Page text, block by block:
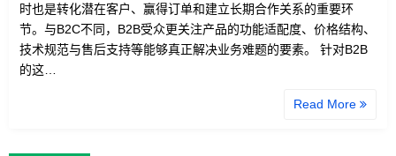
时也是转化潜在客户、赢得订单和建立长期合作关系的重要环
节。与B2C不同，B2B受众更关注产品的功能适配度、价格结构、
技术规范与售后支持等能够真正解决业务难题的要素。 针对B2B
的这…
Read More